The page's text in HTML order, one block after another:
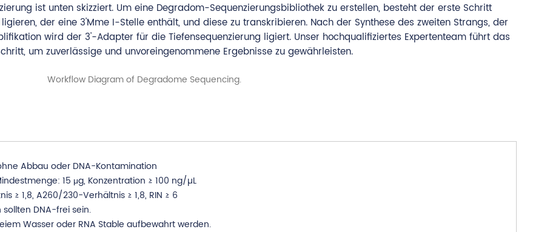
ist unten skizziert. Um eine Degradom-Sequenzierungsbibliothek zu erstellen, besteht der erste Schritt
der eine 3'Mme I-Stelle enthält, und diese zu transkribieren. Nach der Synthese des zweiten Strangs, der
wird der 3'-Adapter für die Tiefensequenzierung ligiert. Unser hochqualifiziertes Expertenteam führt das
um zuverlässige und unvoreingenommene Ergebnisse zu gewährleisten.
Abbau oder DNA-Kontamination
15 μg, Konzentration ≥ 100 ng/µL
≥ 1,8, A260/230-Verhältnis ≥ 1,8, RIN ≥ 6
DNA-frei sein.
Wasser oder RNA Stable aufbewahrt werden.